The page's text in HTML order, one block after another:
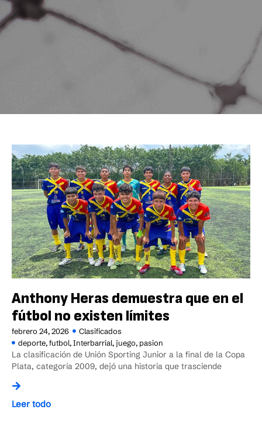
Anthony Heras demuestra que en el
fútbol no existen límites
febrero 24, 2026
Clasificados
deporte,futbol,Interbarrial, juego, pasion
La clasificación de Unión Sporting Junior a la final de la Copa
Plata, categoría 2009, dejó una historia que trasciende
Leer todo